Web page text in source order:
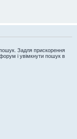
Задля прискорення
і увімкнути пошук в